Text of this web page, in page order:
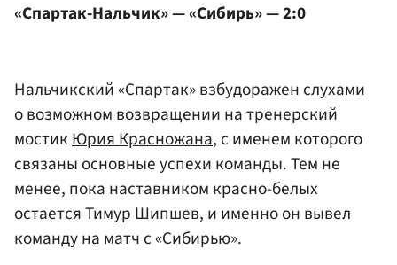
«Спартак-Нальчик» — «Сибирь» — 2:0
Нальчикский «Спартак» взбудоражен слухами
о возможном возвращении на тренерский
мостикЮрия Красножана, с именем которого
связаны основные успехи команды. Тем не
менее, пока наставником красно-белых
остается Тимур Шипшев, и именно он вывел
команду на матч с «Сибирью».